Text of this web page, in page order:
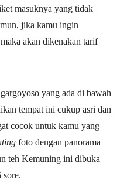
masuknya yang tidak
jika kamu ingin
akan dikenakan tarif
yang ada di bawah
tempat ini cukup asri dan
cocok untuk kamu yang
foto dengan panorama
teh Kemuning ini dibuka
sore.